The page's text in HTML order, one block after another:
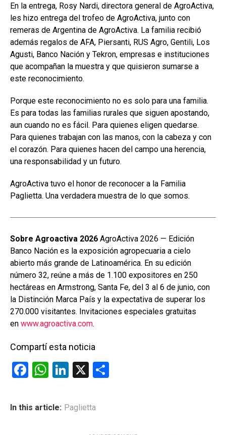
En la entrega, Rosy Nardi, directora general de AgroActiva,
les hizo entrega del trofeo de AgroActiva, junto con
remeras de Argentina de AgroActiva. La familia recibió
además regalos de AFA, Piersanti, RUS Agro, Gentili, Los
Agusti, Banco Nación y Tekron, empresas e instituciones
que acompañan la muestra y que quisieron sumarse a
este reconocimiento.
Porque este reconocimiento no es solo para una familia.
Es para todas las familias rurales que siguen apostando,
aun cuando no es fácil. Para quienes eligen quedarse.
Para quienes trabajan con las manos, con la cabeza y con
el corazón. Para quienes hacen del campo una herencia,
una responsabilidad y un futuro.
AgroActiva tuvo el honor de reconocer a la Familia
Paglietta. Una verdadera muestra de lo que somos.
Sobre Agroactiva 2026 AgroActiva 2026 — Edición
Banco Nación es la exposición agropecuaria a cielo
abierto más grande de Latinoamérica. En su edición
número 32, reúne a más de 1.100 expositores en 250
hectáreas en Armstrong, Santa Fe, del 3 al 6 de junio, con
la Distinción Marca País y la expectativa de superar los
270.000 visitantes. Invitaciones especiales gratuitas
en www.agroactiva.com.
Compartí esta noticia
F
ce
W
at
Li
ke
dI
X
In this article: Paglietta